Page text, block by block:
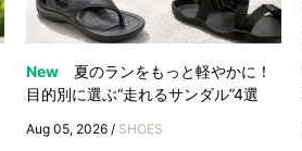
New
夏のランをもっと軽やかに！
目的別に選ぶ“走れるサンダル”4選
Aug 05, 2026 / SHOES